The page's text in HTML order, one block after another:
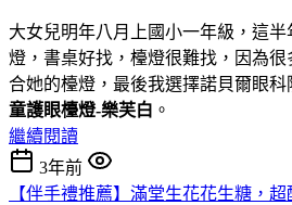
大女兒明年八月上國小一年級，這
燈，書桌好找，檯燈很難找，因為
合她的檯燈，最後我選擇諾貝爾眼科
童護眼檯燈-樂芙白 。
繼續閱讀
3年前
【伴手禮推薦】滿堂生花花生糖，